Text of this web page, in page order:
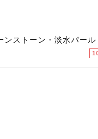
ンストーン・淡水パー